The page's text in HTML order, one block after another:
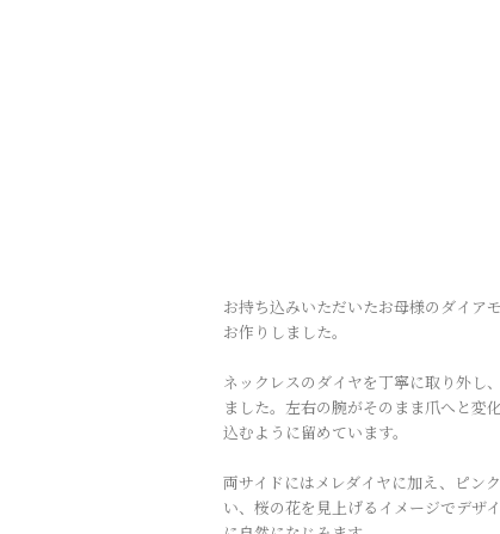
お持ち込みいただいたお母様のダイア
お作りしました。
ネックレスのダイヤを丁寧に取り外し
ました。左右の腕がそのまま爪へと変
込むように留めています。
両サイドにはメレダイヤに加え、ピン
い、桜の花を見上げるイメージでデザ